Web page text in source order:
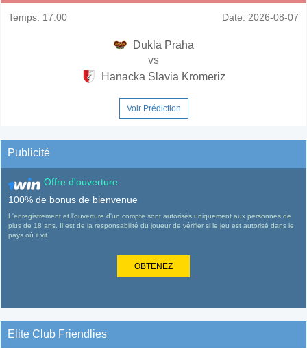
Temps: 17:00 Date: 2026-08-07
Dukla Praha
vs
Hanacka Slavia Kromeriz
Voir Prédiction
Publicité
Offre d'ouverture
100% de bonus de bienvenue
L'enregistrement et l'ouverture d'un compte sont autorisés uniquement aux personnes de
plus de 18 ans. Il est de la responsabilité du joueur de vérifier si le jeu est autorisé dans le
pays où il vit.
OBTENEZ
Elite Club Friendlies